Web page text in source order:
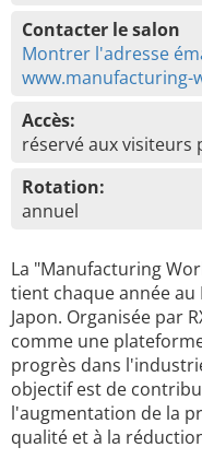
Contacter le salon
Montrer l'adresse
Accès:
réservé aux visiteurs
Rotation:
annuel
La "Manufacturing
tient chaque année au
Japon. Organisée par
comme une
progrès dans
objectif est de
l'augmentation de la
qualité et à la